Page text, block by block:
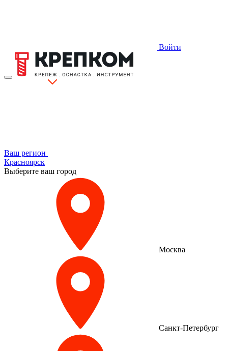
Войти
Ваш регион
Красноярск
Выберите ваш город
Москва
Санкт-Петербург